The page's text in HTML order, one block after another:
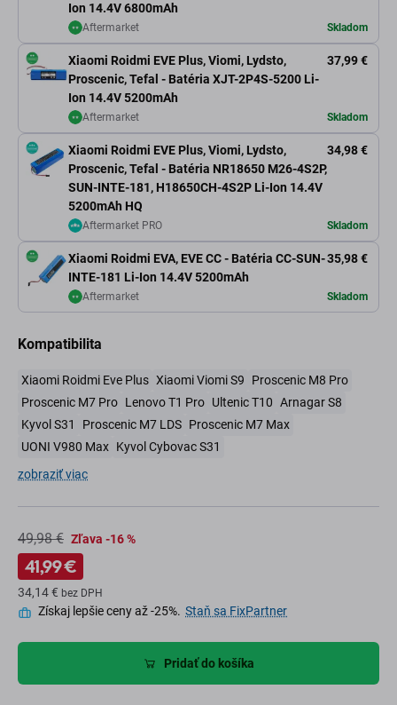
Ion 14.4V 6800mAh
Aftermarket Skladom
Xiaomi Roidmi EVE Plus, Viomi, Lydsto,
Proscenic, Tefal - Batéria XJT-2P4S-5200 Li-
Ion 14.4V 5200mAh
37,99 €
Aftermarket Skladom
Xiaomi Roidmi EVE Plus, Viomi, Lydsto,
Proscenic, Tefal - Batéria NR18650 M26-4S2P,
SUN-INTE-181, H18650CH-4S2P Li-Ion 14.4V
5200mAh HQ
34,98 €
Aftermarket PRO Skladom
Xiaomi Roidmi EVA, EVE CC - Batéria CC-SUN-
INTE-181 Li-Ion 14.4V 5200mAh
35,98 €
Aftermarket Skladom
Kompatibilita
Xiaomi Roidmi Eve Plus Xiaomi Viomi S9
Proscenic M8 Pro
Proscenic M7 Pro Lenovo T1 Pro Ultenic T10 Arnagar S8
Kyvol S31
Proscenic M7 LDS Proscenic M7 Max
UONI V980 Max Kyvol Cybovac S31
zobraziť viac
49,98 € Zľava -16 %
41,99 €
34,14 € bez DPH
Získaj lepšie ceny až -25%. Staň sa FixPartner
Pridať do košíka